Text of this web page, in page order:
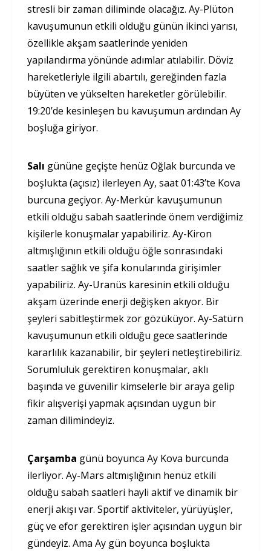
stresli bir zaman diliminde olacağız. Ay-Plüton
kavuşumunun etkili olduğu günün ikinci yarısı,
özellikle akşam saatlerinde yeniden
yapılandırma yönünde adımlar atılabilir. Döviz
hareketleriyle ilgili abartılı, gereğinden fazla
büyüten ve yükselten hareketler görülebilir.
19:20’de kesinleşen bu kavuşumun ardından Ay
boşluğa giriyor.
Salı gününe geçişte henüz Oğlak burcunda ve
boşlukta (açısız) ilerleyen Ay, saat 01:43’te Kova
burcuna geçiyor. Ay-Merkür kavuşumunun
etkili olduğu sabah saatlerinde önem verdiğimiz
kişilerle konuşmalar yapabiliriz. Ay-Kiron
altmışlığının etkili olduğu öğle sonrasındaki
saatler sağlık ve şifa konularında girişimler
yapabiliriz. Ay-Uranüs karesinin etkili olduğu
akşam üzerinde enerji değişken akıyor. Bir
şeyleri sabitleştirmek zor gözüküyor. Ay-Satürn
kavuşumunun etkili olduğu gece saatlerinde
kararlılık kazanabilir, bir şeyleri netleştirebiliriz.
Sorumluluk gerektiren konuşmalar, aklı
başında ve güvenilir kimselerle bir araya gelip
fikir alışverişi yapmak açısından uygun bir
zaman dilimindeyiz.
Çarşamba günü boyunca Ay Kova burcunda
ilerliyor. Ay-Mars altmışlığının henüz etkili
olduğu sabah saatleri hayli aktif ve dinamik bir
enerji akışı var. Sportif aktiviteler, yürüyüşler,
güç ve efor gerektiren işler açısından uygun bir
gündeyiz. Ama Ay gün boyunca boşlukta